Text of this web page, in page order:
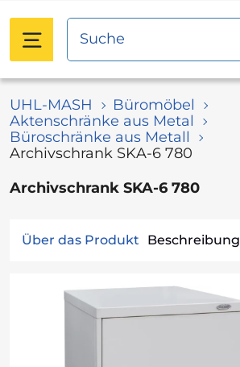
UHL-MASH
Büromöbel
Aktenschränke aus Metal
Büroschränke aus Metall
Archivschrank SKA-6 780
Archivschrank SKA-6 780
Über das Produkt Beschreibung